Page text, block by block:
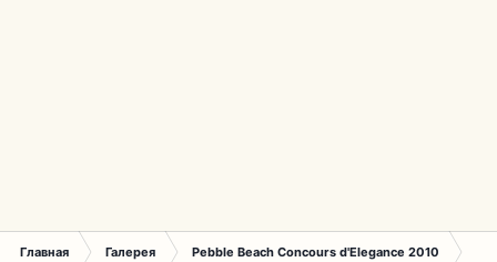
Главная Галерея Pebble Beach Concours d'Elegance 2010